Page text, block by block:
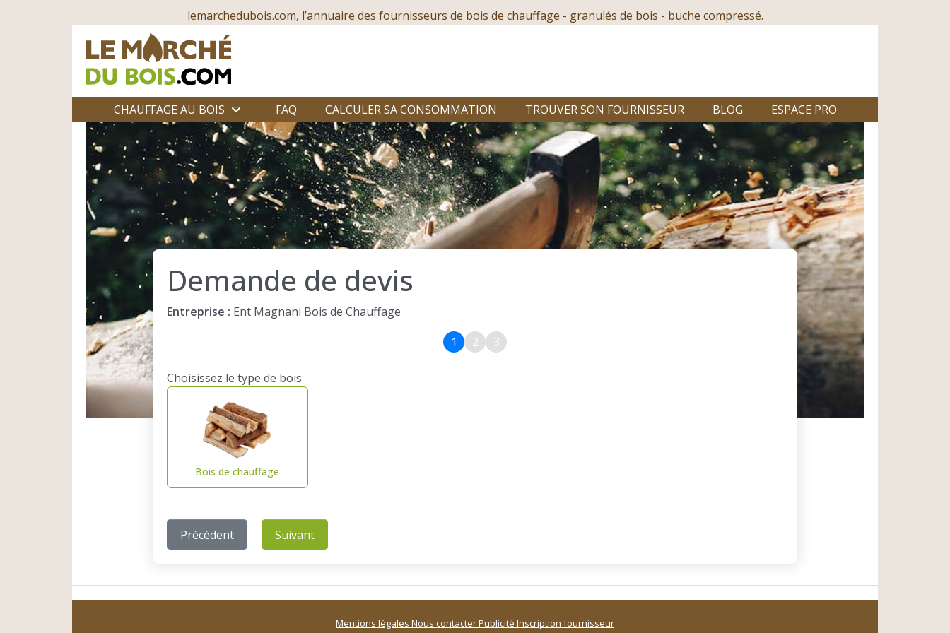
lemarchedubois.com, l’annuaire des fournisseurs de bois de chauffage - granulés de bois - buche compressé.
CHAUFFAGE AU BOIS FAQ CALCULER SA CONSOMMATION TROUVER SON FOURNISSEUR BLOG ESPACE PRO
Demande de devis
Entreprise : Ent Magnani Bois de Chauffage
1
2 3
Choisissez le type de bois
Bois de chauffage
Précédent Suivant
Mentions légales Nous contacterPublicité Inscription fournisseur